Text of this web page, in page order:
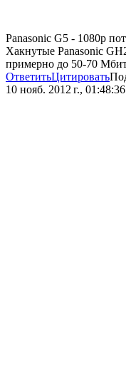
Panasonic G5 - 1080p
Хакнутые Panasonic
примерно до 50-70
ОтветитьЦитировать
10 нояб. 2012 г., 01:48:36